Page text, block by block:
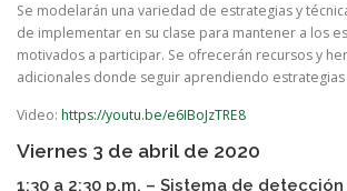
Se modelarán una variedad de estrategias y
de implementar en su clase para mantener a los
motivados a participar. Se ofrecerán recursos y
adicionales donde seguir aprendiendo estrategias
Video: https://youtu.be/e6IBoJzTRE8
Viernes 3 de abril de 2020
1:30 a 2:30 p.m. – Sistema de